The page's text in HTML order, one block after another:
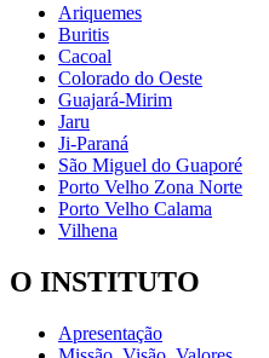
Ariquemes
Buritis
Cacoal
Colorado do Oeste
Guajará-Mirim
Jaru
Ji-Paraná
São Miguel do Guaporé
Porto Velho Zona Norte
Porto Velho Calama
Vilhena
O INSTITUTO
Apresentação